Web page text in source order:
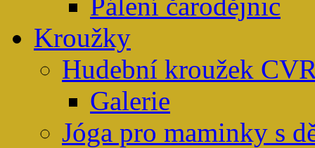
Kroužky
Hudební kroužek
Galerie
Jóga pro maminky s